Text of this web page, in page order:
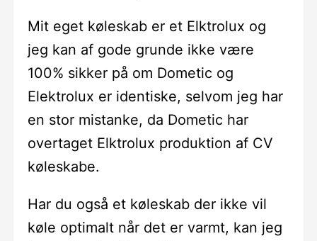
Mit eget køleskab er et Elktrolux og
jeg kan af gode grunde ikke være
100% sikker på om Dometic og
Elektrolux er identiske, selvom jeg har
en stor mistanke, da Dometic har
overtaget Elktrolux produktion af CV
køleskabe.
Har du også et køleskab der ikke vil
køle optimalt når det er varmt, kan jeg